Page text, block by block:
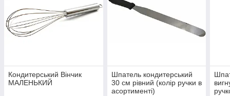
Кондитерський Вінчик
МАЛЕНЬКИЙ
Шпатель кондитерський
30 см рівний (колір ручки в
асортименті)